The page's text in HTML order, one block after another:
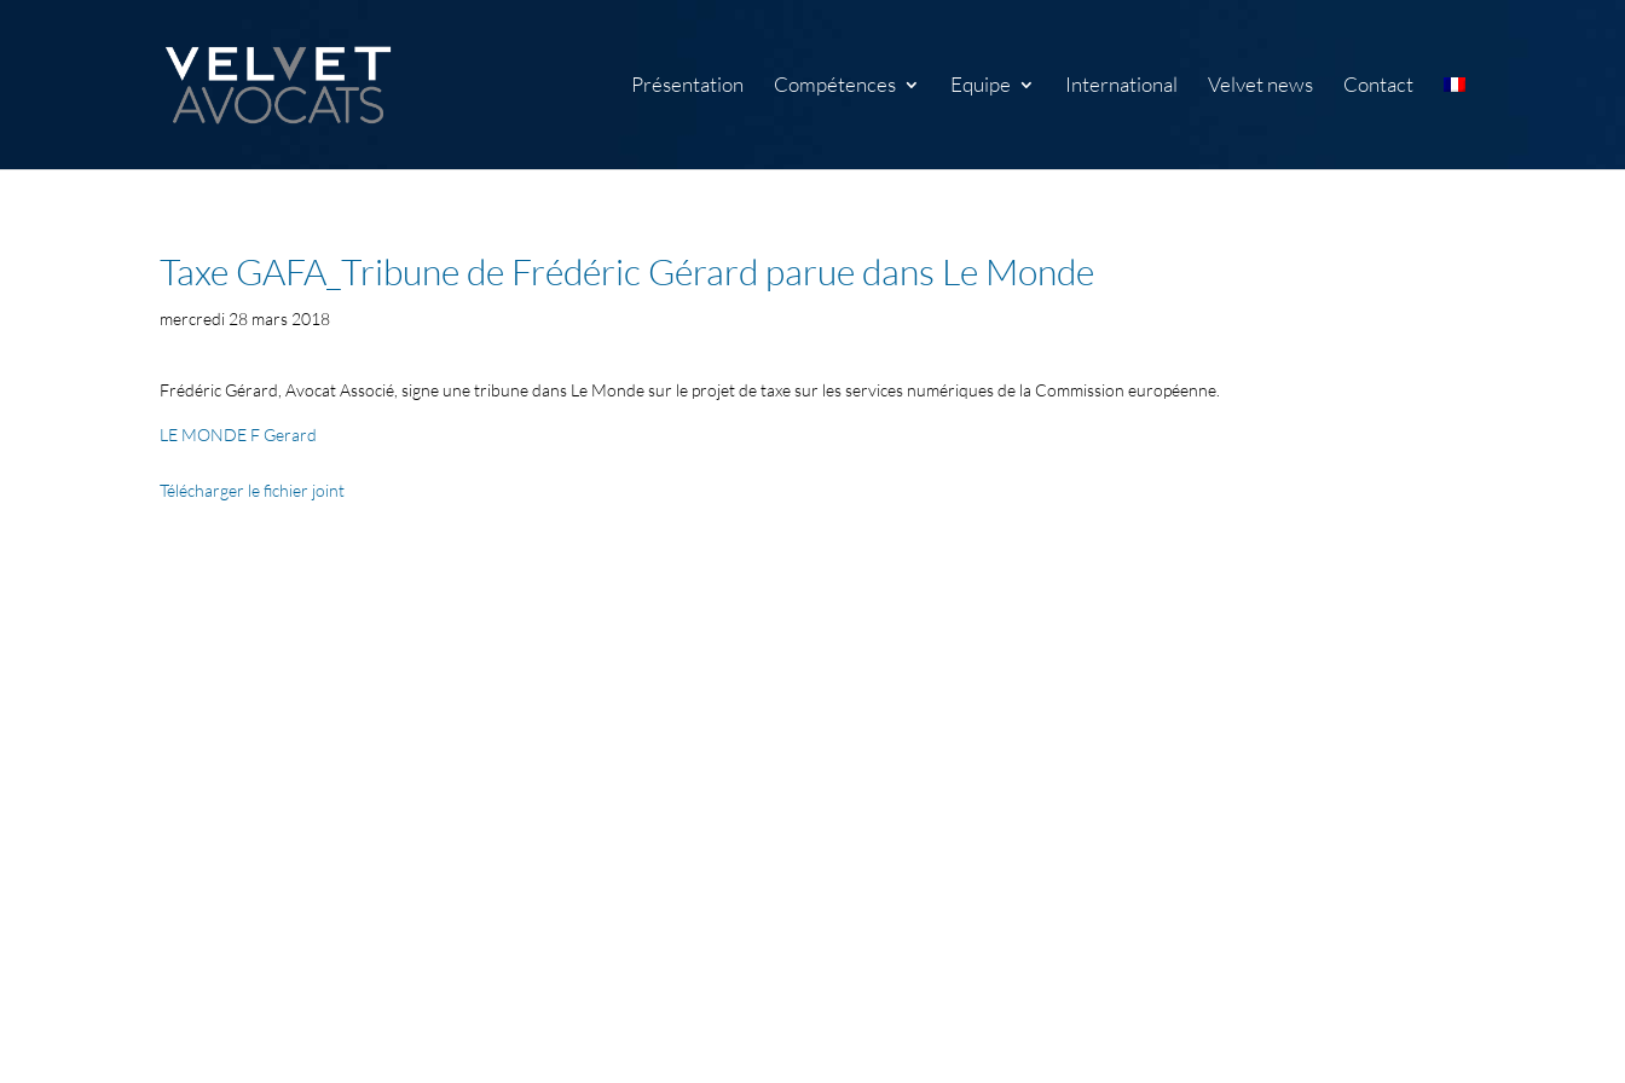
Présentation Compétences Equipe International Velvet news Contact
Taxe GAFA_Tribune de Frédéric Gérard parue dans Le Monde
mercredi 28 mars 2018
Frédéric Gérard, Avocat Associé, signe une tribune dans Le Monde sur le projet de taxe sur les services numériques de la Commission européenne.
LE MONDE F Gerard
Télécharger le fichier joint